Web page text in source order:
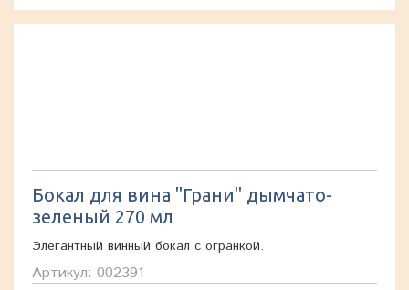
Бокал для вина "Грани" дымчато-
зеленый 270 мл
Элегантный винный бокал с огранкой.
Артикул: 002391